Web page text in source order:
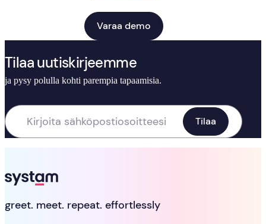
Varaa demo
Tilaa uutiskirjeemme
ja pysy polulla kohti parempia tapaamisia.
greet. meet. repeat. effortlessly